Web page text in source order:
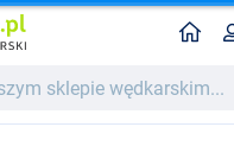
Xtractor 3-Rod Sleeve
466.50
326.50